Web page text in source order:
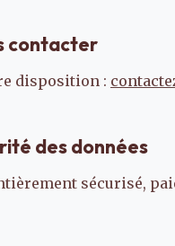
contacter
disposition :
des données
sécurisé,